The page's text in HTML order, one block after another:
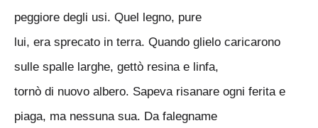
peggiore degli usi. Quel legno, pure
lui, era sprecato in terra. Quando glielo caricarono
sulle spalle larghe, gettò resina e linfa,
tornò di nuovo albero. Sapeva risanare ogni ferita e
piaga, ma nessuna sua. Da falegname